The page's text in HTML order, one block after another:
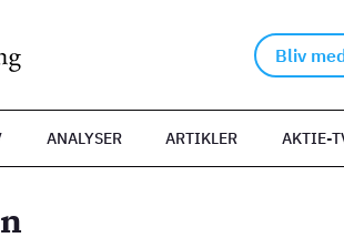
Bliv
ANALYSER ARTIKLER AKTIE-